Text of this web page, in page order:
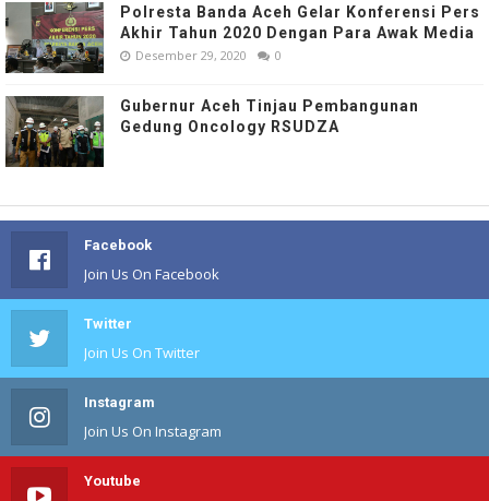
Polresta Banda Aceh Gelar Konferensi Pers
Akhir Tahun 2020 Dengan Para Awak Media
Desember 29, 2020 0
Gubernur Aceh Tinjau Pembangunan
Gedung Oncology RSUDZA
Facebook
Join Us On Facebook
Twitter
Join Us On Twitter
Instagram
Join Us On Instagram
Youtube